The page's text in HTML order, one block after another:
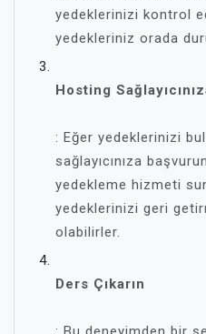
yedeklerinizi kontrol
yedekleriniz orada
Hosting
: Eğer yedeklerinizi
sağlayıcınıza
yedekleme hizmeti
yedeklerinizi geri
olabilirler.
Ders Çıkarın